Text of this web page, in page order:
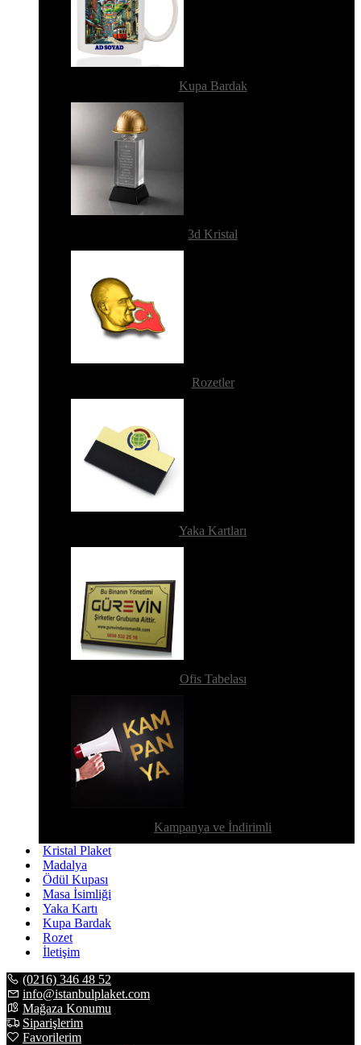
Kupa Bardak
3d Kristal
Rozetler
Yaka Kartları
Ofis Tabelası
Kampanya ve İndirimli
Kristal Plaket
Madalya
Ödül Kupası
Masa İsimliği
Yaka Kartı
Kupa Bardak
Rozet
İletişim
(0216) 346 48 52
info@istanbulplaket.com
Mağaza Konumu
Siparişlerim
Favorilerim